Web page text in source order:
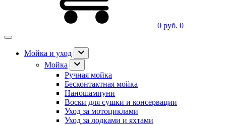
0 руб. 0
Мойка и уход
Мойка
Ручная мойка
Бесконтактная мойка
Наношампуни
Воски для сушки и консервации
Уход за мотоциклами
Уход за лодками и яхтами